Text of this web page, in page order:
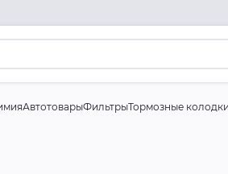
АвтотоварыФильтрыТормозные колодки